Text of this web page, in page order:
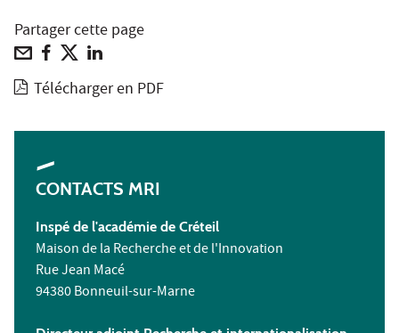
Partager cette page
Télécharger en PDF
CONTACTS MRI
Inspé de l'académie de Créteil
Maison de la Recherche et de l'Innovation
Rue Jean Macé
94380 Bonneuil-sur-Marne